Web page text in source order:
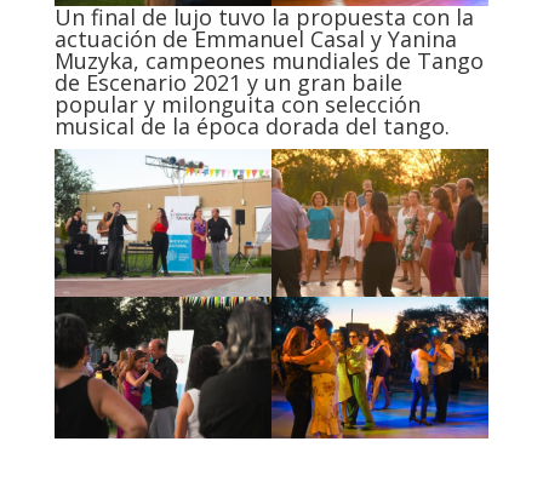
Un final de lujo tuvo la propuesta con la
actuación de Emmanuel Casal y Yanina
Muzyka, campeones mundiales de Tango
de Escenario 2021 y un gran baile
popular y milonguita con selección
musical de la época dorada del tango.